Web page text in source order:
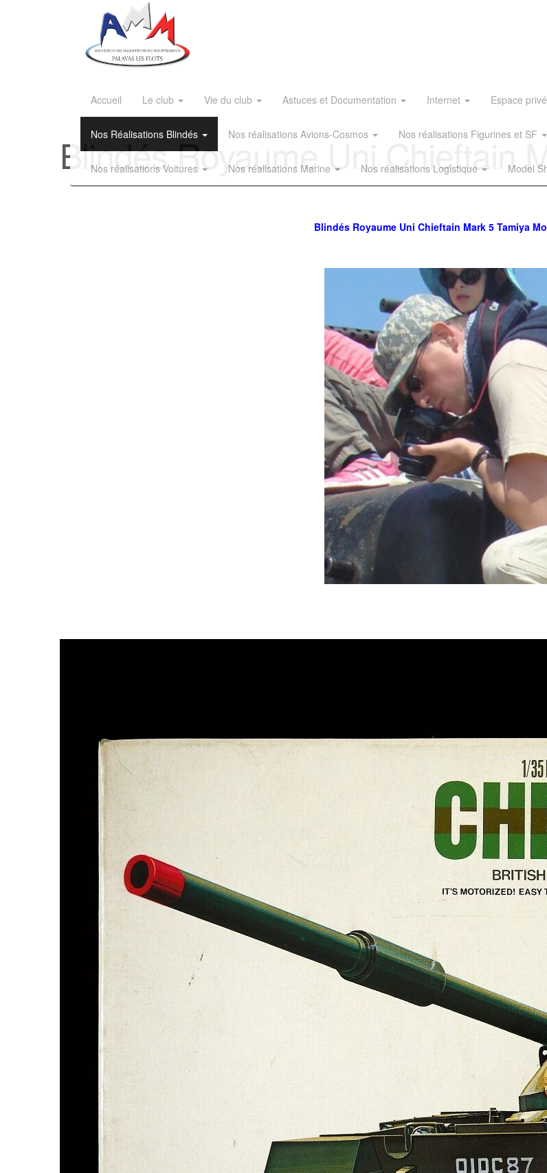
Accueil Le club Vie du club Astuces et Documentation Internet Espace privé
Nos Réalisations Blindés Nos réalisations Avions-Cosmos Nos réalisations Figurines et SF
Nos réalisations Voitures Nos réalisations Marine Nos réalisations Logistique Model
Blindés Royaume Uni Chieftain
Blindés Royaume Uni Chieftain Mark 5 Tamiya